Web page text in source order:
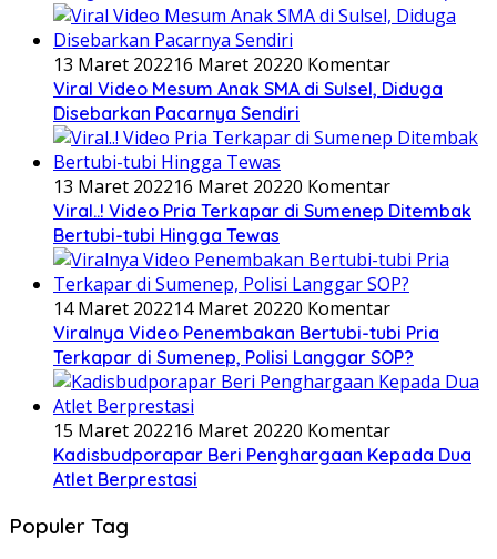
13 Maret 202216 Maret 20220 Komentar
Viral Video Mesum Anak SMA di Sulsel, Diduga
Disebarkan Pacarnya Sendiri
13 Maret 202216 Maret 20220 Komentar
Viral..! Video Pria Terkapar di Sumenep Ditembak
Bertubi-tubi Hingga Tewas
14 Maret 202214 Maret 20220 Komentar
Viralnya Video Penembakan Bertubi-tubi Pria
Terkapar di Sumenep, Polisi Langgar SOP?
15 Maret 202216 Maret 20220 Komentar
Kadisbudporapar Beri Penghargaan Kepada Dua
Atlet Berprestasi
Populer Tag